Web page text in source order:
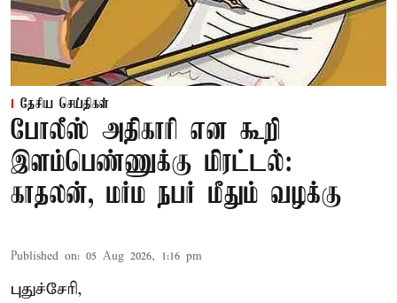
தேசிய செய்திகள்
போலீஸ் அதிகாரி என கூறி
இளம்பெண்ணுக்கு மிரட்டல்:
காதலன், மர்ம நபர் மீதும் வழக்கு
Published on: 05 Aug 2026, 1:16 pm
புதுச்சேரி,